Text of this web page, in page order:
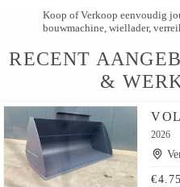
Koop of Verkoop eenvoudig
bouwmachine, wiellader,
RECENT
&
2026